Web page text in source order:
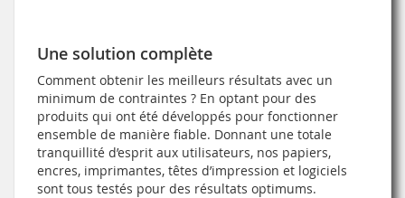
Une solution complète
Comment obtenir les meilleurs résultats avec un
minimum de contraintes ? En optant pour des
produits qui ont été développés pour fonctionner
ensemble de manière fiable. Donnant une totale
tranquillité d’esprit aux utilisateurs, nos papiers,
encres, imprimantes, têtes d’impression et logiciels
sont tous testés pour des résultats optimums.